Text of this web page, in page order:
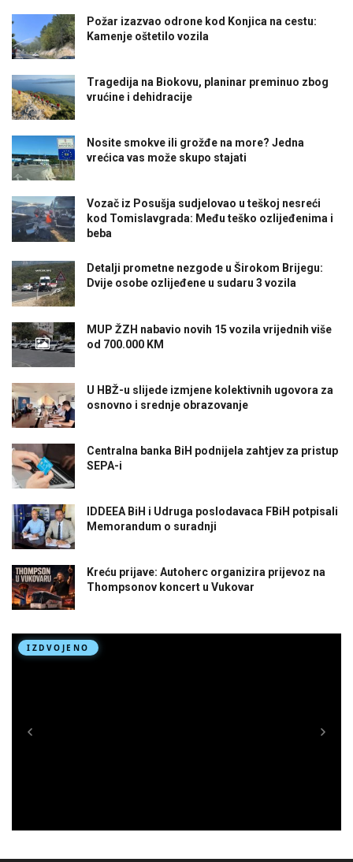
Požar izazvao odrone kod Konjica na cestu:
Kamenje oštetilo vozila
Tragedija na Biokovu, planinar preminuo zbog
vrućine i dehidracije
Nosite smokve ili grožđe na more? Jedna
vrećica vas može skupo stajati
Vozač iz Posušja sudjelovao u teškoj nesreći
kod Tomislavgrada: Među teško ozlijeđenima i
beba
Detalji prometne nezgode u Širokom Brijegu:
Dvije osobe ozlijeđene u sudaru 3 vozila
MUP ŽZH nabavio novih 15 vozila vrijednih više
od 700.000 KM
U HBŽ-u slijede izmjene kolektivnih ugovora za
osnovno i srednje obrazovanje
Centralna banka BiH podnijela zahtjev za pristup
SEPA-i
IDDEEA BiH i Udruga poslodavaca FBiH potpisali
Memorandum o suradnji
Kreću prijave: Autoherc organizira prijevoz na
Thompsonov koncert u Vukovar